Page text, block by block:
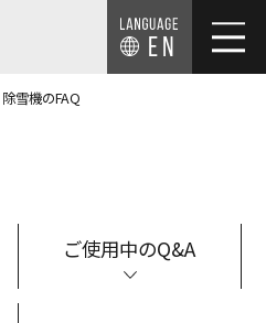
EN
除雪機のFAQ
ご使用中のQ&A